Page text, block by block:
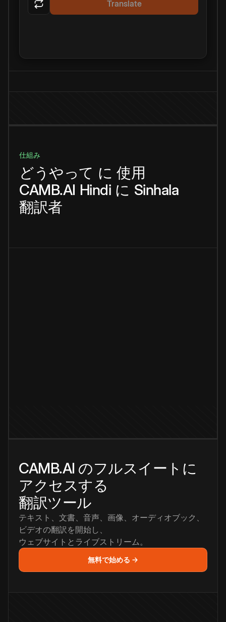
Translate
仕組み
どうやって に 使用
CAMB.AI Hindi に Sinhala
翻訳者
CAMB.AI のフルスイートに
アクセスする
翻訳ツール
テキスト、文書、音声、画像、オーディオブック、
ビデオの翻訳を開始し、
ウェブサイトとライブストリーム。
無料で始める →